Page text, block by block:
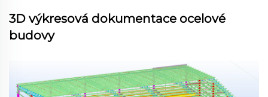
3D výkresová dokumentace ocelové
budovy